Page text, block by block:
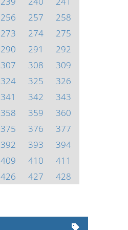
256 257
258
273 274
275
290 291
292
307 308
309
324 325
326
341 342
343
358 359
360
375 376
377
392 393
394
409 410
411
426 427
428